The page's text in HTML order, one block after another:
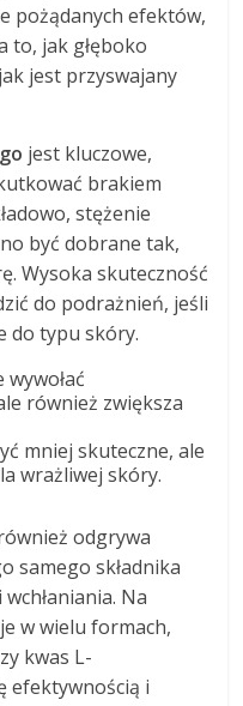
pożądanych efektów,
to, jak głęboko
jest przyswajany
jest kluczowe,
brakiem
stężenie
być dobrane tak,
Wysoka skuteczność
do podrażnień, jeśli
do typu skóry.
wywołać
również zwiększa
mniej skuteczne, ale
wrażliwej skóry.
odgrywa
samego składnika
Na
w wielu formach,
kwas L-
efektywnością i